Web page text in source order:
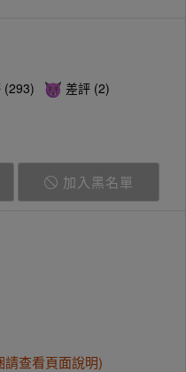
(293) 差評 (2)
加入黑名單
查看頁面說明)